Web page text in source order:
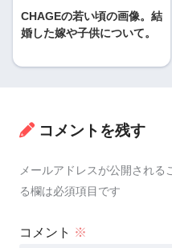
CHAGEの若い頃の画像。結
婚した嫁や子供について。
コメントを残す
メールアドレスが公開される
る欄は必須項目です
コメント ※